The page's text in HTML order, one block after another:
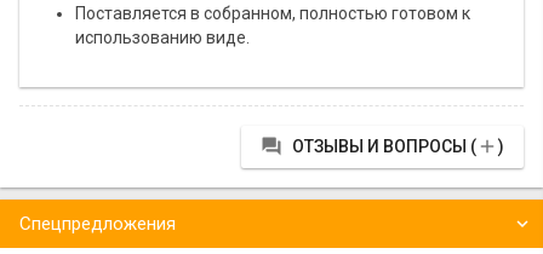
Поставляется в собранном, полностью готовом к
использованию виде.
 ОТЗЫВЫ И ВОПРОСЫ ()
Спецпредложения